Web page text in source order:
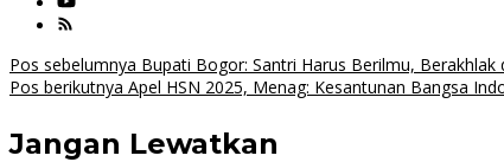
Navigasi
pos
Pos sebelumnya Bupati Bogor: Santri Harus Berilmu, Berakhlak
Pos berikutnya Apel HSN 2025, Menag: Kesantunan Bangsa
Jangan Lewatkan